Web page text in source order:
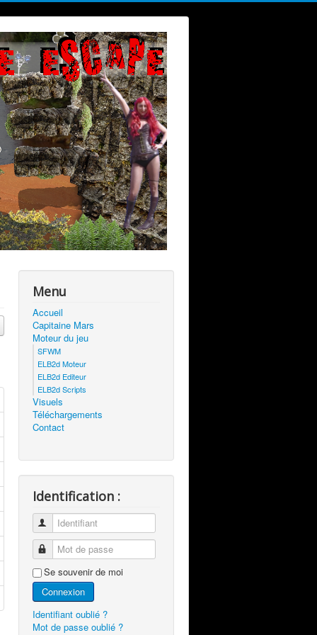
Menu
Accueil
Capitaine Mars
Moteur du jeu
SFWM
ELB2d Moteur
ELB2d Editeur
ELB2d Scripts
Visuels
Téléchargements
Contact
Identification :
Identifiant
Mot de passe
Se souvenir de moi
Connexion
Identifiant oublié ?
Mot de passe oublié ?